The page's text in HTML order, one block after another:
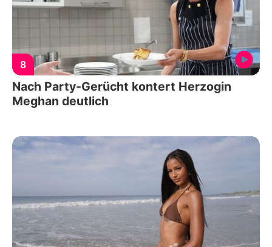
8
Nach Party-Gerücht kontert Herzogin
Meghan deutlich